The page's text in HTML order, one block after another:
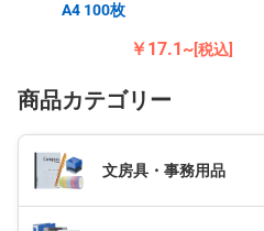
A4 100枚
￥17.1~[税込]
商品カテゴリー
文房具・事務用品